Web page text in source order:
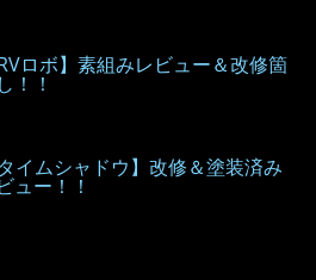
RVロボ】素組みレビュー＆改修箇
！！
タイムシャドウ】改修＆塗装済み
ュー！！